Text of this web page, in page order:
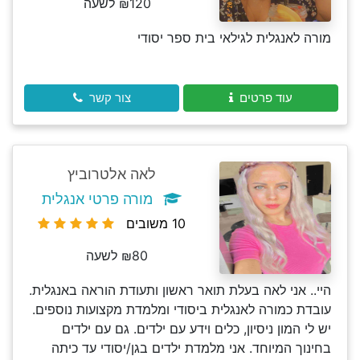
₪120 לשעה
מורה לאנגלית לגילאי בית ספר יסודי
עוד פרטים צור קשר
לאה אלטרוביץ
מורה פרטי אנגלית
10 משובים
₪80 לשעה
היי.. אני לאה בעלת תואר ראשון ותעודת הוראה באנגלית.
עובדת כמורה לאנגלית ביסודי ומלמדת מקצועות נוספים.
יש לי המון ניסיון, כלים וידע עם ילדים. גם עם ילדים
בחינוך המיוחד. אני מלמדת ילדים בגן/יסודי עד כיתה